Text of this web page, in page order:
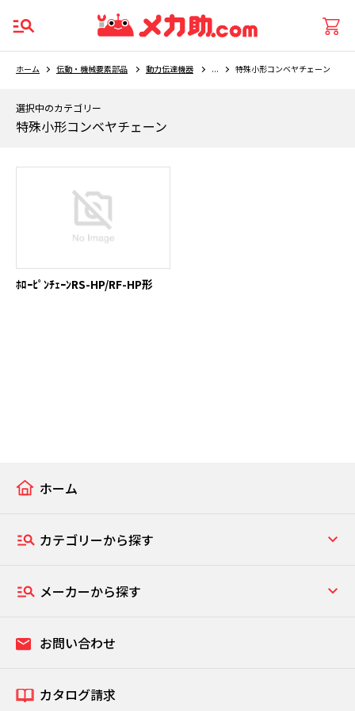
ホーム 伝動・機械要素部品 動力伝達機器 ... 特殊小形コンベヤチェーン
選択中のカテゴリー
特殊小形コンベヤチェーン
ﾎﾛｰﾋﾟﾝﾁｪｰﾝRS-HP/RF-HP形
ホーム
カテゴリーから探す
メーカーから探す
お問い合わせ
カタログ請求